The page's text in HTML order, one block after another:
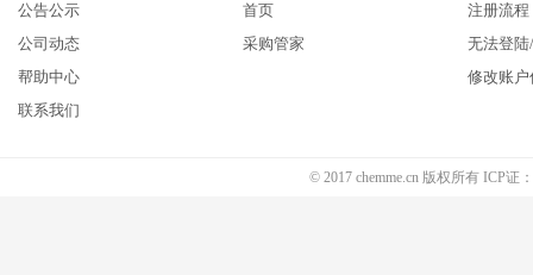
公告公示
公司动态
帮助中心
联系我们
首页
采购管家
注册流程
无法登
修改账户
© 2017 chemme.cn 版权所有 ICP证：